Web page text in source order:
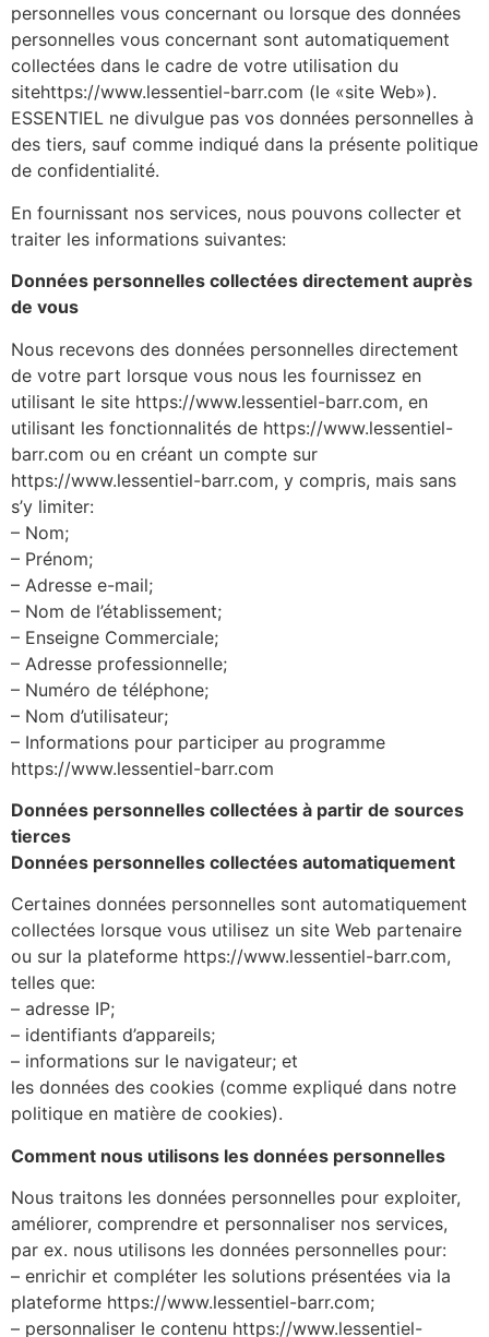
personnelles vous concernant ou lorsque des données
personnelles vous concernant sont automatiquement
collectées dans le cadre de votre utilisation du
sitehttps://www.lessentiel-barr.com (le «site Web»).
ESSENTIEL ne divulgue pas vos données personnelles à
des tiers, sauf comme indiqué dans la présente politique
de confidentialité.
En fournissant nos services, nous pouvons collecter et
traiter les informations suivantes:
Données personnelles collectées directement auprès
de vous
Nous recevons des données personnelles directement
de votre part lorsque vous nous les fournissez en
utilisant le site https://www.lessentiel-barr.com, en
utilisant les fonctionnalités de https://www.lessentiel-
barr.com ou en créant un compte sur
https://www.lessentiel-barr.com, y compris, mais sans
s’y limiter:
– Nom;
– Prénom;
– Adresse e-mail;
– Nom de l’établissement;
– Enseigne Commerciale;
– Adresse professionnelle;
– Numéro de téléphone;
– Nom d’utilisateur;
– Informations pour participer au programme
https://www.lessentiel-barr.com
Données personnelles collectées à partir de sources
tierces
Données personnelles collectées automatiquement
Certaines données personnelles sont automatiquement
collectées lorsque vous utilisez un site Web partenaire
ou sur la plateforme https://www.lessentiel-barr.com,
telles que:
– adresse IP;
– identifiants d’appareils;
– informations sur le navigateur; et
les données des cookies (comme expliqué dans notre
politique en matière de cookies).
Comment nous utilisons les données personnelles
Nous traitons les données personnelles pour exploiter,
améliorer, comprendre et personnaliser nos services,
par ex. nous utilisons les données personnelles pour:
– enrichir et compléter les solutions présentées via la
plateforme https://www.lessentiel-barr.com;
– personnaliser le contenu https://www.lessentiel-